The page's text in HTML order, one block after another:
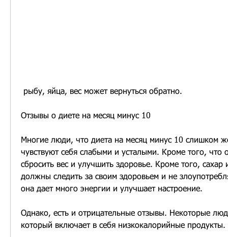
рыбу, яйца, вес может вернуться обратно.
Отзывы о диете на месяц минус 10
Многие люди, что диета на месяц минус 10 слишком
чувствуют себя слабыми и усталыми. Кроме того, что
сбросить вес и улучшить здоровье. Кроме того, сахар
должны следить за своим здоровьем и не
она дает много энергии и улучшает настроение.
Однако, есть и отрицательные отзывы. Некоторые
который включает в себя низкокалорийные продукты.